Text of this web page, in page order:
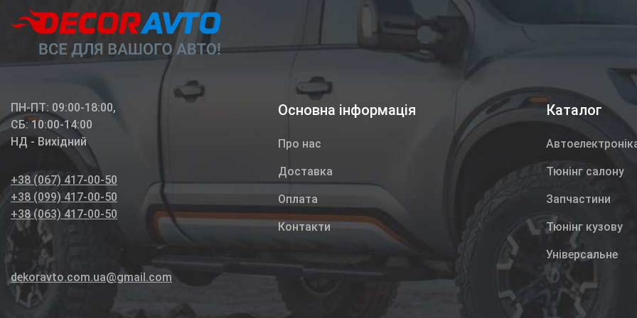
ПН-ПТ: 09:00-18:00,
СБ: 10:00-14:00
НД - Вихідний
+38 (067) 417-00-50
+38 (099) 417-00-50
+38 (063) 417-00-50
dekoravto.com.ua@gmail.com
Основна інформація
Про нас
Доставка
Оплата
Контакти
Каталог
Тюнінг салону
Запчастини
Тюнінг кузову
Універсальне